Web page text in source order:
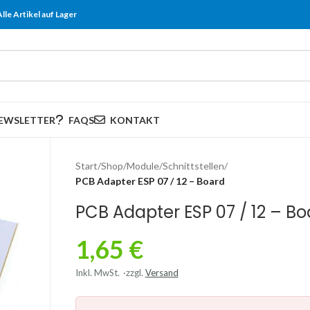
Artikel auf Lager
FAQS KONTAKT
Start/Shop/Module/Schnittstellen/
PCB Adapter ESP 07 / 12 – Board
PCB Adapter ESP 07 / 12 –
1,65 €
Inkl. MwSt. zzgl. Versand